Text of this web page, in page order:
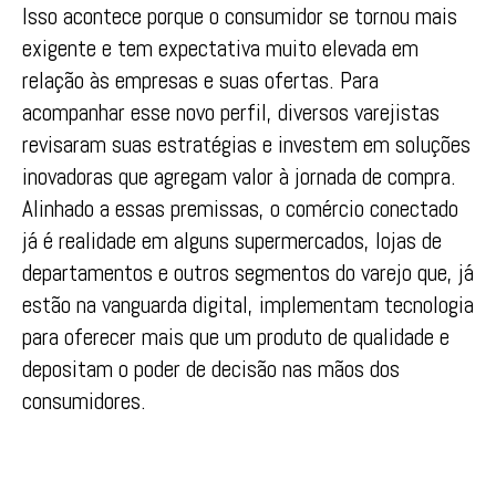
Isso acontece porque o consumidor se tornou mais
exigente e tem expectativa muito elevada em
relação às empresas e suas ofertas. Para
acompanhar esse novo perfil, diversos varejistas
revisaram suas estratégias e investem em soluções
inovadoras que agregam valor à jornada de compra.
Alinhado a essas premissas, o comércio conectado
já é realidade em alguns supermercados, lojas de
departamentos e outros segmentos do varejo que, já
estão na vanguarda digital, implementam tecnologia
para oferecer mais que um produto de qualidade e
depositam o poder de decisão nas mãos dos
consumidores.